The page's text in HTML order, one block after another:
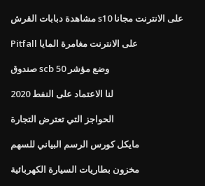
مشاهدة دبابات القرش s10 على الانترنت مجانا
Pitfall على الانترنت مغامرة المايا
صندوق scb وضع مؤشر 50
لنا الاعتماد على النفط 2020
الحواجز التي تعترض التجارة
مايكل كورس الرسم البياني للسهم
مخزون بطاريات السيارة الكهربائية